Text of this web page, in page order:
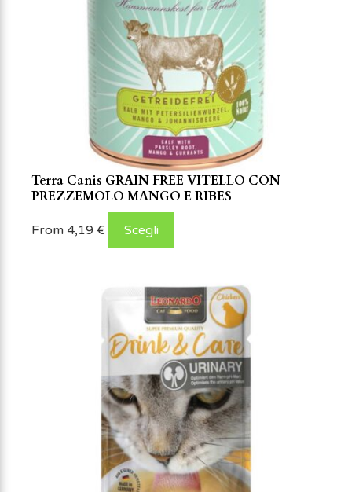
Terra Canis GRAIN FREE VITELLO CON
PREZZEMOLO MANGO E RIBES
From 4,19 € Scegli